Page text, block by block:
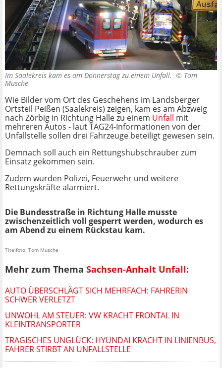
Im Saalekreis kam es am Donnerstag zu einem Unfall. © Tom
Musche
Wie Bilder vom Ort des Geschehens im Landsberger
Ortsteil Peißen (Saalekreis) zeigen, kam es am Abzweig
nach Zörbig in Richtung Halle zu einem Unfall mit
mehreren Autos - laut TAG24-Informationen von der
Unfallstelle sollen drei Fahrzeuge beteiligt gewesen sein.
Demnach soll auch ein Rettungshubschrauber zum
Einsatz gekommen sein.
Zudem wurden Polizei, Feuerwehr und weitere
Rettungskräfte alarmiert.
Die Bundesstraße in Richtung Halle musste
zwischenzeitlich voll gesperrt werden, wodurch es
am Abend zu einem Rückstau kam.
Titelfoto: Tom Musche
Mehr zum Thema Sachsen-Anhalt Unfall:
AUTO ÜBERSCHLÄGT SICH MEHRFACH: FAHRERIN
SCHWER VERLETZT
UNWOHL AM STEUER: VW KRACHT FRONTAL IN
KLEINTRANSPORTER
TRAGISCHES UNGLÜCK: HYUNDAI KRACHT IN LINIENBUS,
FAHRER STIRBT AN UNFALLSTELLE